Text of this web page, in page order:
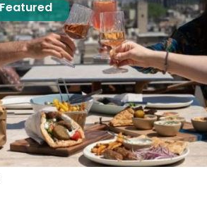
Featured